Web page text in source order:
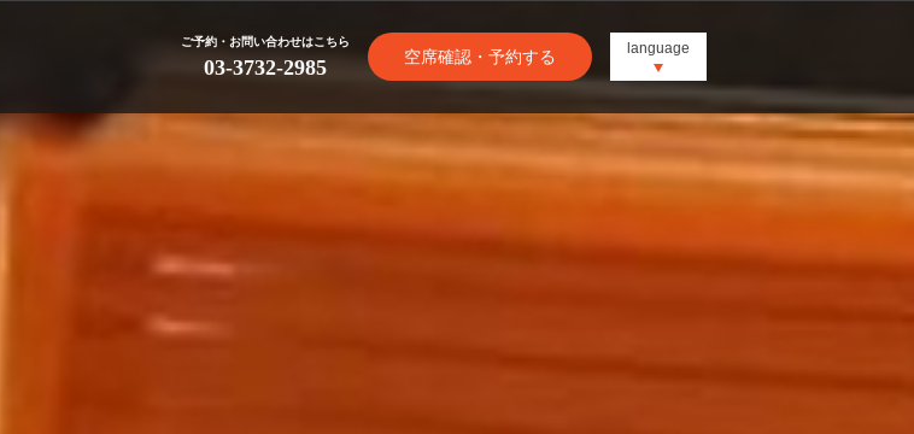
ご予約・お問い合わせはこちら
03-3732-2985 空席確認・予約する language